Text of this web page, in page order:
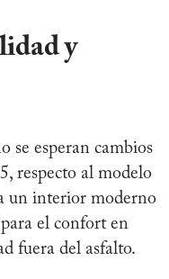
y
se esperan cambios
respecto al modelo
un interior moderno
el confort en
fuera del asfalto.